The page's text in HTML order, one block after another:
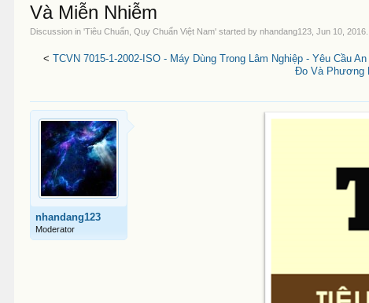
Và Miễn Nhiễm
Discussion in 'Tiêu Chuẩn, Quy Chuẩn Việt Nam' started bynhandang123 ,Jun 10, 2016
< TCVN 7015-1-2002-ISO - Máy Dùng Trong Lâm Nghiệp - Yêu Cầu
Đo Và Phương
nhandang123
Moderator